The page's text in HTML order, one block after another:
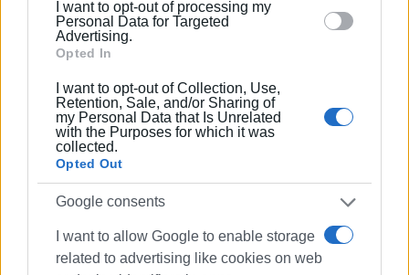
section.
I want to opt-out of processing my
Personal Data for Targeted
Advertising.
Opted In
I want to opt-out of Collection, Use,
Retention, Sale, and/or Sharing of
my Personal Data that Is Unrelated
with the Purposes for which it was
collected.
Opted Out
Google consents
I want to allow Google to enable storage
related to advertising like cookies on web
ΕΛΕΝΗ ΚΟΡΩΝΑΚΗ
Εργάζεται στις Εκδόσεις Ενημέρωση από το
1990 σε θέσεις υψηλής ευθύνης. Ειδικεύεται στις
καλλιτεχνικό ρεπορτάζ.